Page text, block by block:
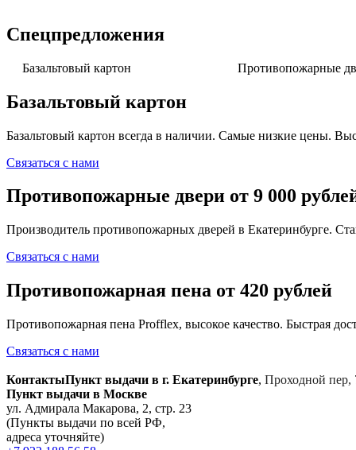
Спецпредложения
Базальтовый картон Противопожарные
Базальтовый картон
Базальтовый картон всегда в наличии. Самые низкие цены.
Связаться с нами
Противопожарные двери от 9 000
Производитель противопожарных дверей в Екатеринбурге.
Связаться с нами
Противопожарная пена от 420 рублей
Противопожарная пена Profflex, высокое качество. Быстрая
Связаться с нами
КонтактыПункт выдачи в г. Екатеринбурге, Проходной пер,
Пункт выдачи в Москве
ул. Адмирала Макарова, 2, стр. 23
(Пункты выдачи по всей РФ,
адреса уточняйте)